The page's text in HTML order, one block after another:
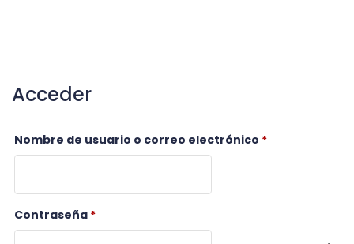
Acceder
Nombre de usuario o correo electrónico *Obligatorio
Contraseña *Obligatorio